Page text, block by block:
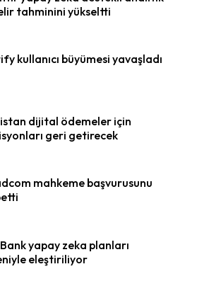
tahminini yükseltti
kullanıcı büyümesi yavaşladı
dijital ödemeler için
geri getirecek
mahkeme başvurusunu
yapay zeka planları
eleştiriliyor